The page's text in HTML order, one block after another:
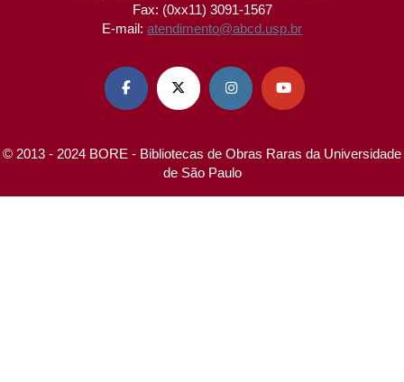
Fax: (0xx11) 3091-1567
E-mail: atendimento@abcd.usp.br
   
© 2013 - 2024 BORE - Bibliotecas de Obras Raras da Universidade
de São Paulo